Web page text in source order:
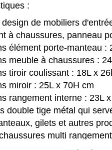
:
de mobiliers
à chaussures, panneau
élément porte-manteau :
meuble à chaussures :
tiroir coulissant : 18L x
miroir : 25L x 70H cm
rangement interne : 23L
double tige métal qui
gilets et autres
multi